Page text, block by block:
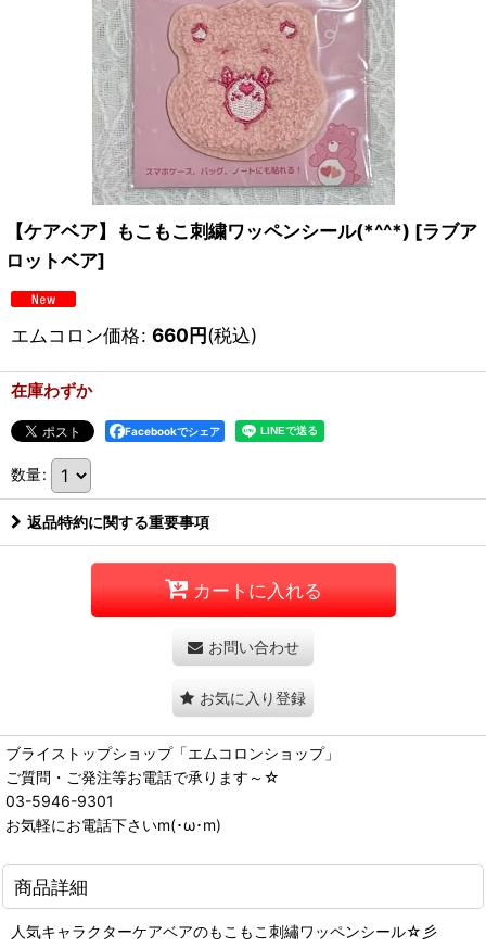
【ケアベア】もこもこ刺繍ワッペンシール(*^^*) [ラブア
ロットベア]
エムコロン価格: 660円(税込)
在庫わずか
Facebookでシェア
数量:
返品特約に関する重要事項
カートに入れる
お問い合わせ
お気に入り登録
ブライストップショップ「エムコロンショップ」
ご質問・ご発注等お電話で承ります～☆
03-5946-9301
お気軽にお電話下さいm(･ω･m)
商品詳細
人気キャラクターケアベアのもこもこ刺繡ワッペンシール☆彡